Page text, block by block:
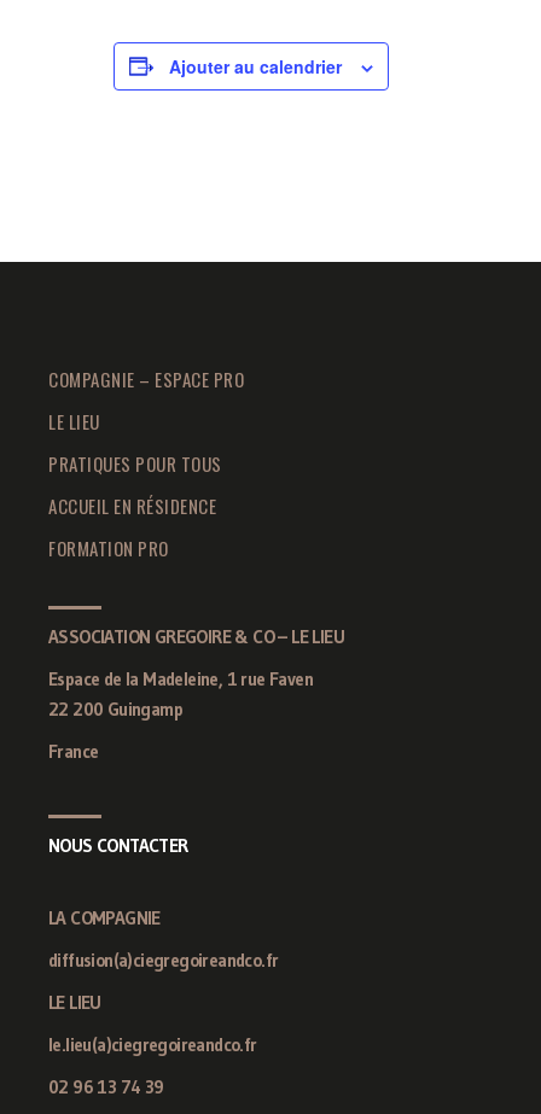
Ajouter au calendrier
COMPAGNIE – ESPACE PRO
LE LIEU
PRATIQUES POUR TOUS
ACCUEIL EN RÉSIDENCE
FORMATION PRO
ASSOCIATION GREGOIRE & CO – LE LIEU
Espace de la Madeleine, 1 rue Faven
22 200 Guingamp
France
NOUS CONTACTER
LA COMPAGNIE
diffusion(a)ciegregoireandco.fr
LE LIEU
le.lieu(a)ciegregoireandco.fr
02 96 13 74 39